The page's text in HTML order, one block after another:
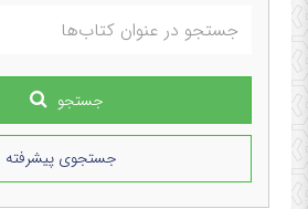
جستجو
جستجوی پیشرفته